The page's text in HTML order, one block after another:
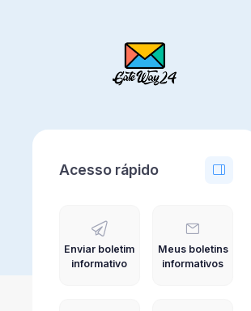
Acesso rápido
Enviar boletim
informativo
Meus boletins
informativos